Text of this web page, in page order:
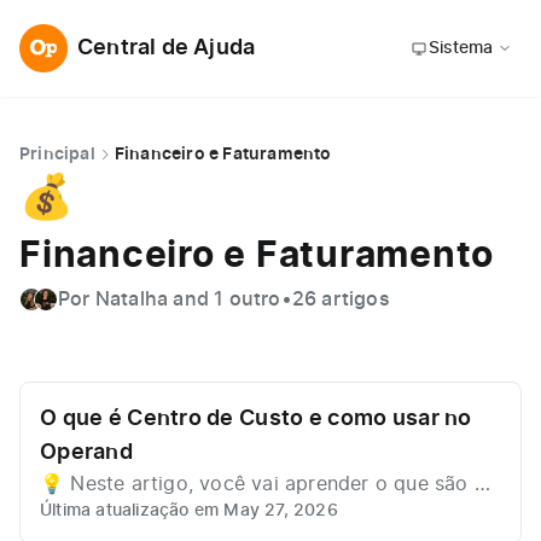
Central de Ajuda Sistema
Principal Financeiro e Faturamento
💰
Financeiro e Faturamento
Por Natalha and 1 outro •26 artigos
O que é Centro de Custo e como usar no
Operand
💡 Neste artigo, você vai aprender o que são Ce
ntros de Custo, por que eles ajudam no controle
Última atualização em May 27, 2026